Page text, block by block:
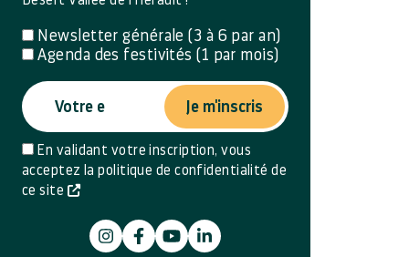
Newsletter générale (3 à 6 par an)
Agenda des festivités (1 par mois)
En validant votre inscription, vous
acceptez la politique de confidentialité de
ce site
Je m'inscris